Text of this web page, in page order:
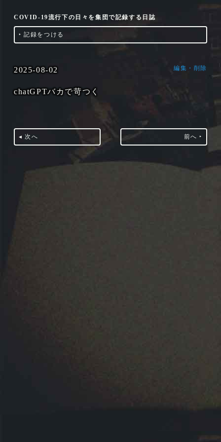
COVID-19流行下の日々を集団で記録する日誌
‣ 記録をつける
2025-08-02 編集・削除
chatGPTバカで苛つく
◂ 次へ 前へ ‣